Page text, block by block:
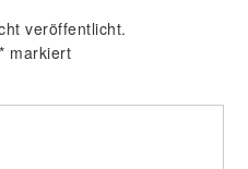
veröffentlicht.
* markiert